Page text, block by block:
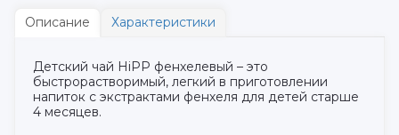
Описание Характеристики
Детский чай HiPP фенхелевый – это
быстрорастворимый, легкий в приготовлении
напиток с экстрактами фенхеля для детей старше
4 месяцев.